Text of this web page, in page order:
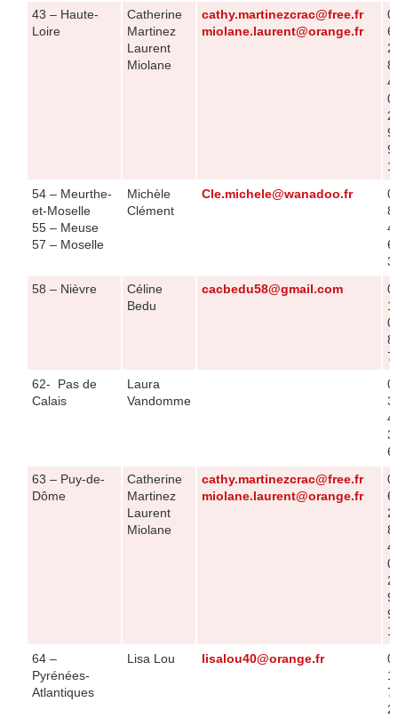
43 – Haute-
Loire
Catherine
Martinez
Laurent
Miolane
cathy.martinezcrac@free.fr
miolane.laurent@orange.fr
54 – Meurthe-
et-Moselle
55 – Meuse
57 – Moselle
Michèle
Clément
Cle.michele@wanadoo.fr
58 – Nièvre
Céline
Bedu
cacbedu58@gmail.com
62- Pas de
Calais
Laura
Vandomme
63 – Puy-de-
Dôme
Catherine
Martinez
Laurent
Miolane
cathy.martinezcrac@free.fr
miolane.laurent@orange.fr
64 –
Pyrénées-
Atlantiques
Lisa Lou lisalou40@orange.fr